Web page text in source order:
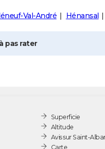
Val-André Hénansal
pas rater
Superficie
Altitude
Avis sur Saint-
Carte